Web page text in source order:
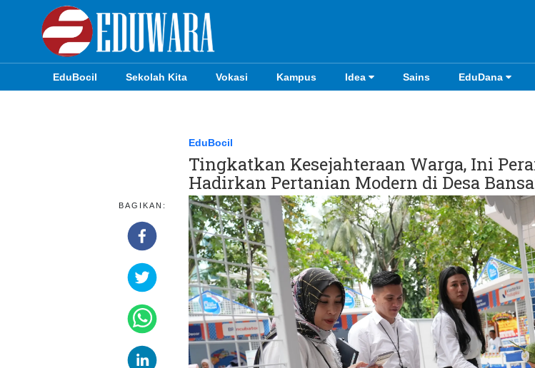
EduBocil Sekolah Kita Vokasi Kampus Idea Sains EduDana
Ikuti Kami di:
EduBocil
Tingkatkan Kesejahteraan Warga, Ini
Hadirkan Pertanian Modern di Desa
BAGIKAN: